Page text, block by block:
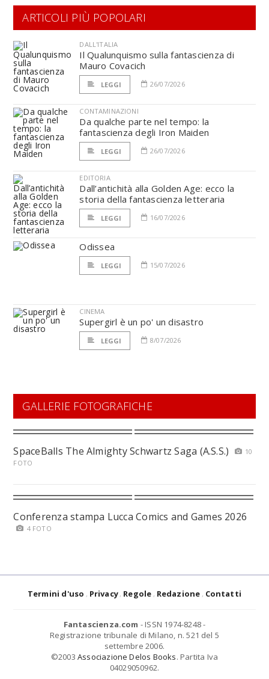
ARTICOLI PIÙ POPOLARI
DALL'ITALIA
Il Qualunquismo sulla fantascienza di
Mauro Covacich
LEGGI 26/07/2026
CONTAMINAZIONI
Da qualche parte nel tempo: la
fantascienza degli Iron Maiden
LEGGI 26/07/2026
EDITORIA
Dall’antichità alla Golden Age: ecco la
storia della fantascienza letteraria
LEGGI 16/07/2026
Odissea
LEGGI 15/07/2026
CINEMA
Supergirl è un po' un disastro
LEGGI 8/07/2026
GALLERIE FOTOGRAFICHE
SpaceBalls The Almighty Schwartz Saga (A.S.S.)
10
FOTO
Conferenza stampa Lucca Comics and Games 2026
4 FOTO
Termini d'uso Privacy Regole Redazione Contatti
Fantascienza.com - ISSN 1974-8248 -
Registrazione tribunale di Milano, n. 521 del 5
settembre 2006.
©2003 Associazione Delos Books. Partita Iva
04029050962.